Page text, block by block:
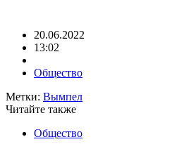
20.06.2022
13:02
Общество
Метки: Вымпел
Читайте также
Общество